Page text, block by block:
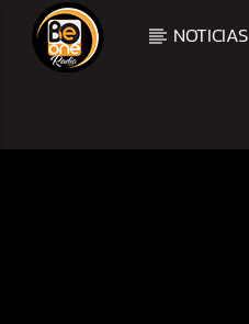
NOTICIAS